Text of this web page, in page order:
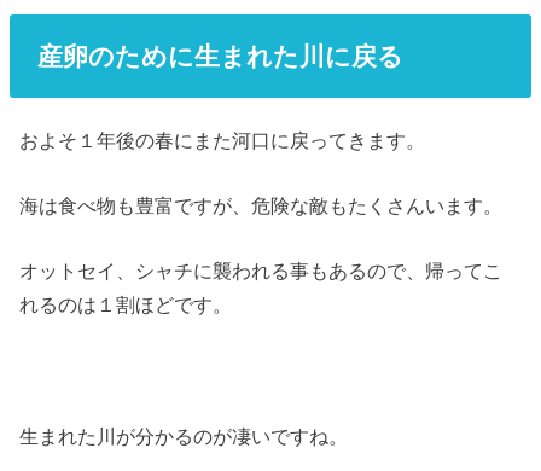
産卵のために生まれた川に戻る
およそ１年後の春にまた河口に戻ってきます。
海は食べ物も豊富ですが、危険な敵もたくさんいます。
オットセイ、シャチに襲われる事もあるので、帰ってこ
れるのは１割ほどです。
生まれた川が分かるのが凄いですね。